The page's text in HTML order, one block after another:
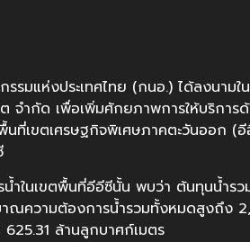
รรมแห่งประเทศไทย (กนอ.) ได้ลงนา
จำกัด เพื่อเพิ่มศักยภาพการให้บริการ
ที่เขตเศรษฐกิจพิเศษภาคตะวันออก (
ำในเขตพื้นที่อีอีซีนั้น พบว่า ต้นทุนน้ำรว
ณความต้องการน้ำรวมทั้งหมดสูงถึง
ล้านลูกบาศก์เมตร